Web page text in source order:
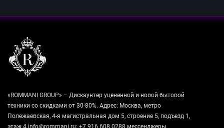
«ROMMANI GROUP» – Дискаунтер уцененной и новой бытовой
техники со скидками от 30-80%. Адрес: Москва, метро
Полежаевская, 4-я магистральная дом 5, строение 5, подъезд 1,
этаж 4 info@rommani.ru; +7 916 608 0288 мессенджеры